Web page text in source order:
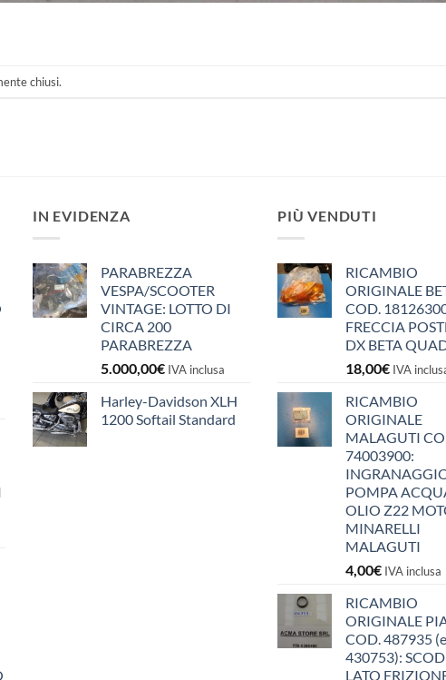
chiusi.
IN EVIDENZA
PARABREZZA
VESPA/SCOOTER
VINTAGE: LOTTO DI
CIRCA 200
PARABREZZA
5.000,00€ IVA inclusa
Harley-Davidson XLH
1200 Softail Standard
PIÙ VENDUTI
RICAMBIO
ORIGINALE
COD.
FRECCIA
DX BETA
18,00€ IVA
RICAMBIO
ORIGINALE
MALAGUTI
74003900:
POMPA
OLIO Z22
MINARELLI
MALAGUTI
4,00€ IVA inclusa
RICAMBIO
ORIGINALE
COD. 487935
430753):
LATO